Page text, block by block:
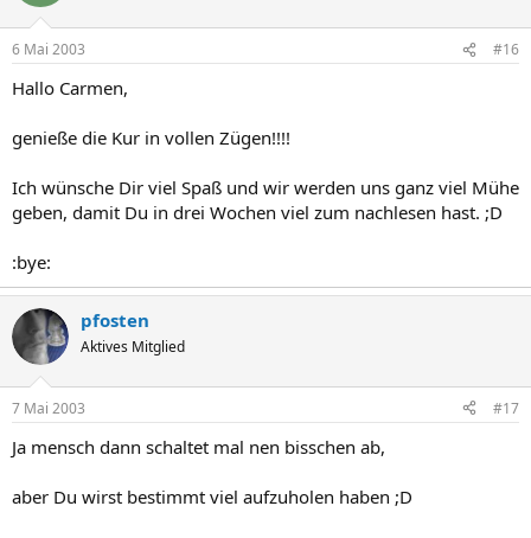
6 Mai 2003 #16
Hallo Carmen,
genieße die Kur in vollen Zügen!!!!
Ich wünsche Dir viel Spaß und wir werden uns ganz viel Mühe
geben, damit Du in drei Wochen viel zum nachlesen hast. ;D
:bye:
pfosten
Aktives Mitglied
7 Mai 2003 #17
Ja mensch dann schaltet mal nen bisschen ab,
aber Du wirst bestimmt viel aufzuholen haben ;D